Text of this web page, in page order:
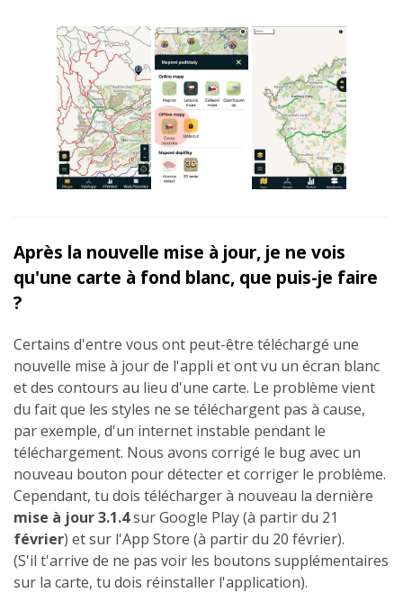
Après la nouvelle mise à jour, je ne vois
qu'une carte à fond blanc, que puis-je faire
?
Certains d'entre vous ont peut-être téléchargé une
nouvelle mise à jour de l'appli et ont vu un écran blanc
et des contours au lieu d'une carte. Le problème vient
du fait que les styles ne se téléchargent pas à cause,
par exemple, d'un internet instable pendant le
téléchargement. Nous avons corrigé le bug avec un
nouveau bouton pour détecter et corriger le problème.
Cependant, tu dois télécharger à nouveau la dernière
mise à jour 3.1.4sur Google Play (à partir du 21
février) et sur l'App Store (à partir du 20 février).
(S'il t'arrive de ne pas voir les boutons supplémentaires
sur la carte, tu dois réinstaller l'application).